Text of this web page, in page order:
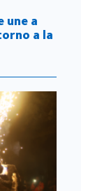
une a
a la